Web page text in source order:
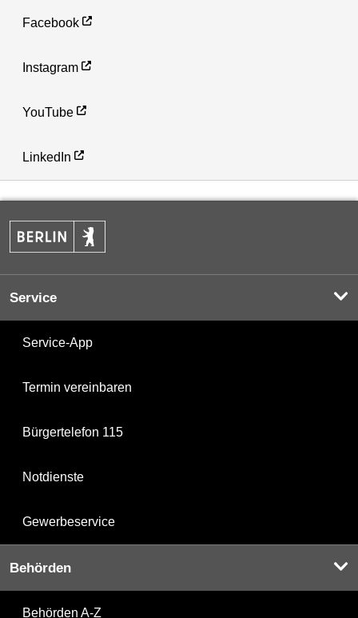
Facebook
Instagram
YouTube
LinkedIn
Service
Service-App
Termin vereinbaren
Bürgertelefon 115
Notdienste
Gewerbeservice
Behörden
Behörden A-Z